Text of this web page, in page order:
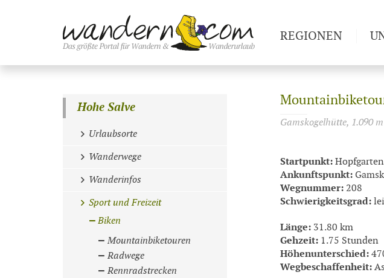
Gamskogelhütte, 1.090 m
Startpunkt:
Ankunftspunkt:
Wegnummer: 208
Schwierigkeitsgrad:
Länge: 31.80 km
Gehzeit: 1.75 Stunden
Höhenunterschied:
Wegbeschaffenheit:
Hohe Salve
Urlaubsorte
Wanderwege
Wanderinfos
Sport und Freizeit
Biken
Mountainbiketouren
Radwege
Rennradstrecken
REGIONEN